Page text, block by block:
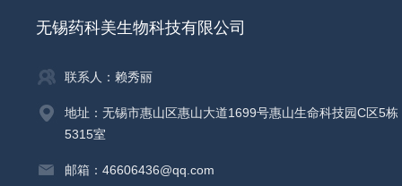
无锡药科美生物科技有限公司
联系人：赖秀丽
地址：无锡市惠山区惠山大道1699号惠山生命科技园C区5栋
5315室
邮箱：46606436@qq.com